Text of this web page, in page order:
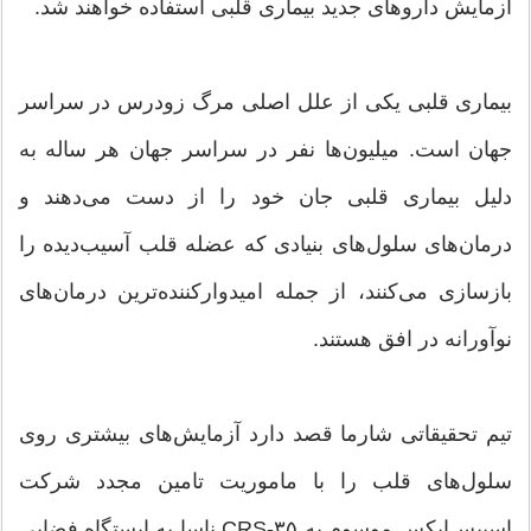
آزمایش داروهای جدید بیماری قلبی استفاده خواهند شد.
بیماری قلبی یکی از علل اصلی مرگ زودرس در سراسر
جهان است. میلیون‌ها نفر در سراسر جهان هر ساله به
دلیل بیماری قلبی جان خود را از دست می‌دهند و
درمان‌های سلول‌های بنیادی که عضله قلب آسیب‌دیده را
بازسازی می‌کنند، از جمله امیدوارکننده‌ترین درمان‌های
نوآورانه در افق هستند.
تیم تحقیقاتی شارما قصد دارد آزمایش‌های بیشتری روی
سلول‌های قلب را با ماموریت تامین مجدد شرکت